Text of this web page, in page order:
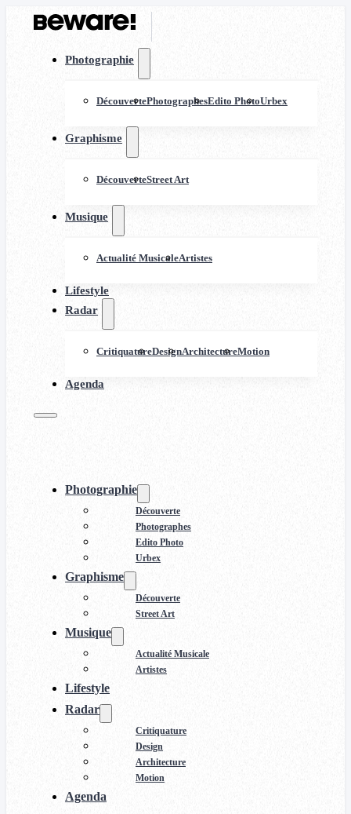
Photographie
DécouvertePhotographesEdito PhotoUrbex
Graphisme
DécouverteStreet Art
Musique
Actualité MusicaleArtistes
Lifestyle
Radar
CritiquatureDesignArchitectureMotion
Agenda
Photographie
Découverte
Photographes
Edito Photo
Urbex
Graphisme
Découverte
Street Art
Musique
Actualité Musicale
Artistes
Lifestyle
Radar
Critiquature
Design
Architecture
Motion
Agenda